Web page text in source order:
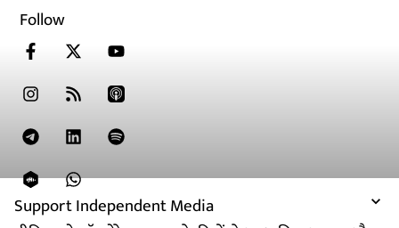
Support Independent Media
Follow